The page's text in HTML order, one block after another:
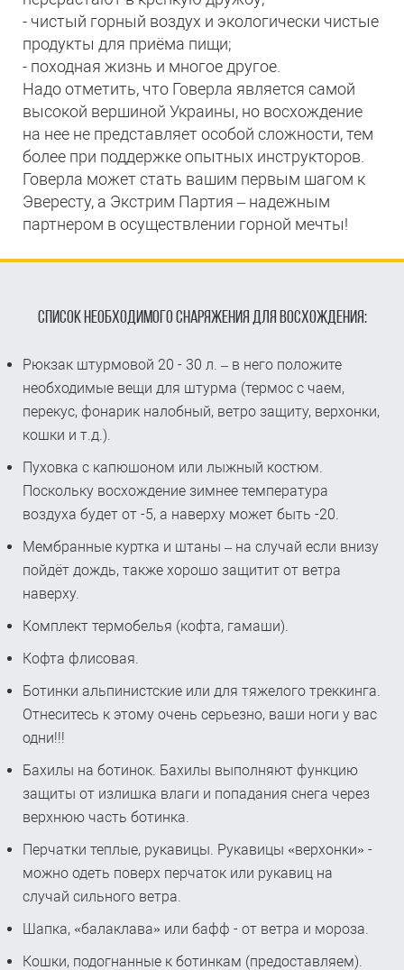
- чистый горный воздух и экологически чистые
продукты для приёма пищи;
- походная жизнь и многое другое.
Надо отметить, что Говерла является самой
высокой вершиной Украины, но восхождение
на нее не представляет особой сложности, тем
более при поддержке опытных инструкторов.
Говерла может стать вашим первым шагом к
Эвересту, а Экстрим Партия – надежным
партнером в осуществлении горной мечты!
СПИСОК НЕОБХОДИМОГО СНАРЯЖЕНИЯ ДЛЯ ВОСХОЖДЕНИЯ:
Рюкзак штурмовой 20 - 30 л. – в него положите
необходимые вещи для штурма (термос с чаем,
перекус, фонарик налобный, ветро защиту, верхонки,
кошки и т.д.).
Пуховка с капюшоном или лыжный костюм.
Поскольку восхождение зимнее температура
воздуха будет от -5, а наверху может быть -20.
Мембранные куртка и штаны – на случай если внизу
пойдёт дождь, также хорошо защитит от ветра
наверху.
Комплект термобелья (кофта, гамаши).
Кофта флисовая.
Ботинки альпинистские или для тяжелого треккинга.
Отнеситесь к этому очень серьезно, ваши ноги у вас
одни!!!
Бахилы на ботинок. Бахилы выполняют функцию
защиты от излишка влаги и попадания снега через
верхнюю часть ботинка.
Перчатки теплые, рукавицы. Рукавицы «верхонки» -
можно одеть поверх перчаток или рукавиц на
случай сильного ветра.
Шапка, «балаклава» или бафф - от ветра и мороза.
Кошки, подогнанные к ботинкам (предоставляем).